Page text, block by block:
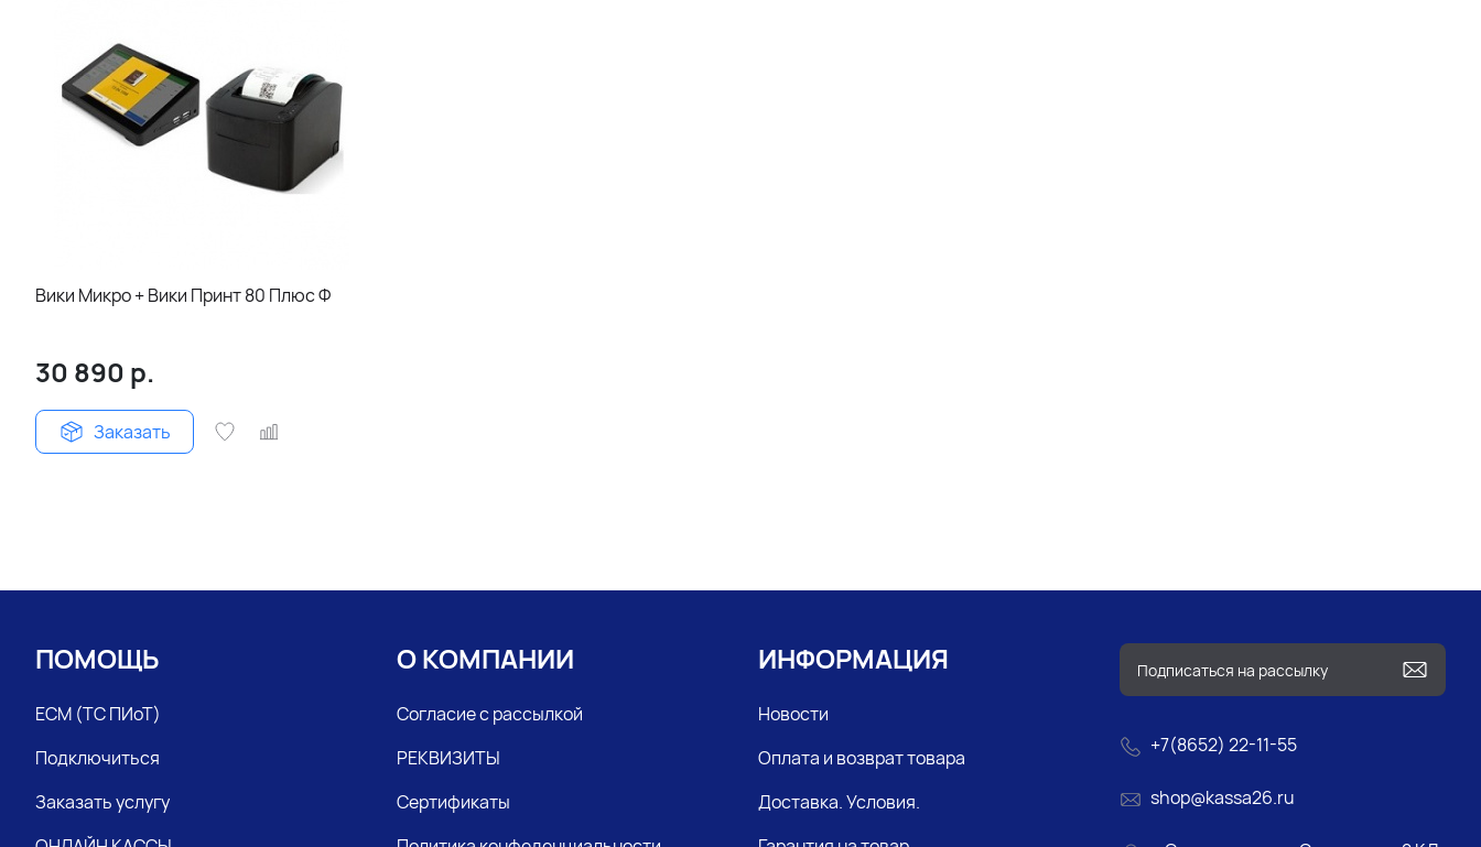
Вики Микро + Вики Принт 80 Плюс Ф
30 890 р.
Заказать
ПОМОЩЬ
ЕСМ (ТС ПИоТ)
Подключиться
Заказать услугу
+7(8652) 22-11-55
shop@kassa26.ru
О КОМПАНИИ
Согласие с рассылкой
РЕКВИЗИТЫ
Сертификаты
ИНФОРМАЦИЯ
Новости
Оплата и возврат товара
Доставка. Условия.